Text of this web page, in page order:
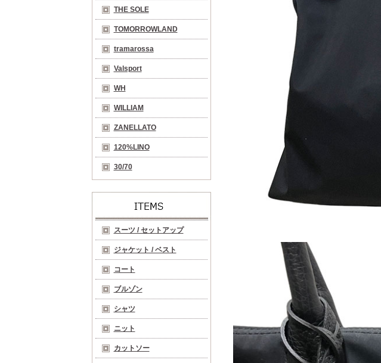
THE SOLE
TOMORROWLAND
tramarossa
Valsport
WH
WILLIAM
ZANELLATO
120%LINO
30/70
スーツ / セットアップ
ジャケット / ベスト
コート
ブルゾン
シャツ
ニット
カットソー